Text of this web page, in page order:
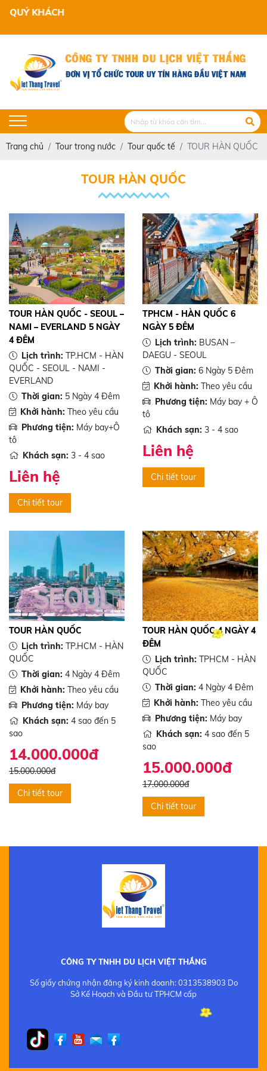
KHÁCH
Trang chủ Tour trong nước Tour quốc tế TOUR HÀN QUỐC
TOUR HÀN QUỐC
TOUR HÀN QUỐC - SEOUL –
NAMI – EVERLAND 5 NGÀY
4 ĐÊM
Lịch trình: TP.HCM - HÀN
QUỐC - SEOUL - NAMI -
EVERLAND
Thời gian: 5 Ngày 4 Đêm
Khởi hành: Theo yêu cầu
Phương tiện: Máy bay+Ô
tô
Khách sạn: 3 - 4 sao
Liên hệ
Chi tiết tour
TPHCM - HÀN QUỐC 6
NGÀY 5 ĐÊM
Lịch trình: BUSAN –
DAEGU - SEOUL
Thời gian: 6 Ngày 5 Đêm
Khởi hành: Theo yêu cầu
Phương tiện: Máy bay + Ô
tô
Khách sạn: 3 - 4 sao
Liên hệ
Chi tiết tour
TOUR HÀN QUỐC
Lịch trình: TP.HCM - HÀN
QUỐC
Thời gian: 4 Ngày 4 Đêm
Khởi hành: Theo yêu cầu
Phương tiện: Máy bay
Khách sạn: 4 sao đến 5
sao
14.000.000đ
15.000.000đ
Chi tiết tour
TOUR HÀN QUỐC 4 NGÀY 4
ĐÊM
Lịch trình: TPHCM - HÀN
QUỐC
Thời gian: 4 Ngày 4 Đêm
Khởi hành: Theo yêu cầu
Phương tiện: Máy bay
Khách sạn: 4 sao đến 5
sao
15.000.000đ
17.000.000đ
Chi tiết tour
CÔNG TY TNHH DU LỊCH VIỆT THẮNG
Số giấy chứng nhận đăng ký kinh doanh: 0313538903 Do
Sở Kế Hoạch và Đầu tư TPHCM cấp